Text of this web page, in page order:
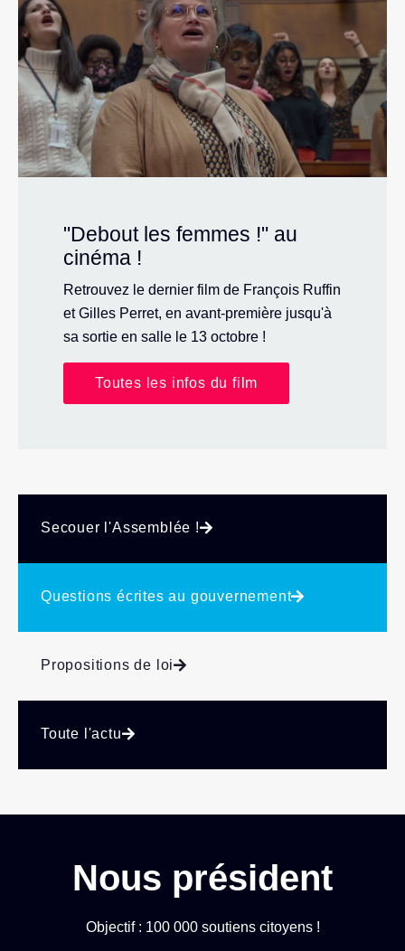
"Debout les femmes !" au
cinéma !
Retrouvez le dernier film de François Ruffin
et Gilles Perret, en avant-première jusqu'à
sa sortie en salle le 13 octobre !
Toutes les infos du film
Secouer l'Assemblée !
Questions écrites au gouvernement
Propositions de loi
Toute l'actu
Nous président
Objectif : 100 000 soutiens citoyens !